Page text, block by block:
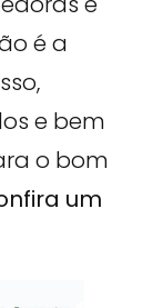
é a
e bem
o bom
um